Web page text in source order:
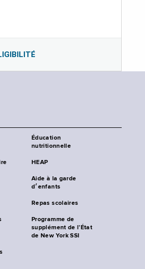
Éducation
nutritionnelle
HEAP
Aide à la garde
d׳enfants
Repas scolaires
Programme de
supplément de l’État
de New York SSI